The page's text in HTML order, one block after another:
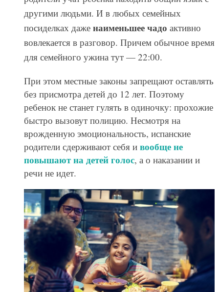
другими людьми. И в любых семейных
посиделках даже наименьшее чадо активно
вовлекается в разговор. Причем обычное время
для семейного ужина тут — 22:00.
При этом местные законы запрещают оставлять
без присмотра детей до 12 лет. Поэтому
ребенок не станет гулять в одиночку: прохожие
быстро вызовут полицию. Несмотря на
врожденную эмоциональность, испанские
родители сдерживают себя и вообще не
повышают на детей голос, а о наказании и
речи не идет.